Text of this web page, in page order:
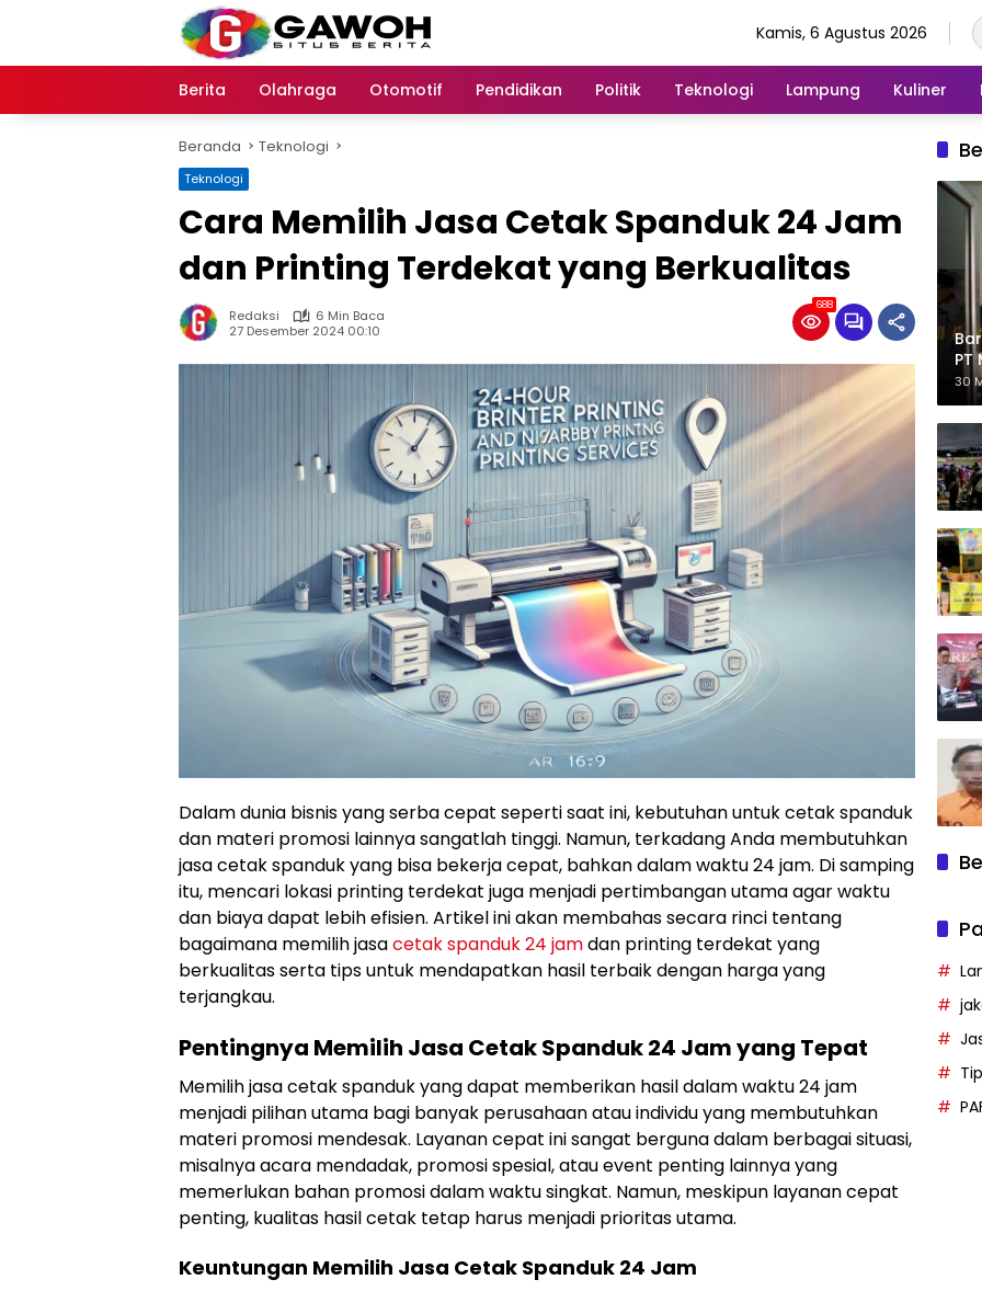
Kamis, 6 Agustus 2026
Berita Olahraga Otomotif Pendidikan Politik Teknologi Lampung Kuliner
Beranda Teknologi
Teknologi
Cara Memilih Jasa Cetak Spanduk 24 Jam
dan Printing Terdekat yang Berkualitas
Redaksi
6 Min Baca
27 Desember 2024 00:10
688
Dalam dunia bisnis yang serba cepat seperti saat ini, kebutuhan untuk cetak spanduk
dan materi promosi lainnya sangatlah tinggi. Namun, terkadang Anda membutuhkan
jasa cetak spanduk yang bisa bekerja cepat, bahkan dalam waktu 24 jam. Di samping
itu, mencari lokasi printing terdekat juga menjadi pertimbangan utama agar waktu
dan biaya dapat lebih efisien. Artikel ini akan membahas secara rinci tentang
bagaimana memilih jasacetak spanduk 24 jamdan printing terdekat yang
berkualitas serta tips untuk mendapatkan hasil terbaik dengan harga yang
terjangkau.
Pentingnya Memilih Jasa Cetak Spanduk 24 Jam yang Tepat
Memilih jasa cetak spanduk yang dapat memberikan hasil dalam waktu 24 jam
menjadi pilihan utama bagi banyak perusahaan atau individu yang membutuhkan
materi promosi mendesak. Layanan cepat ini sangat berguna dalam berbagai situasi,
misalnya acara mendadak, promosi spesial, atau event penting lainnya yang
memerlukan bahan promosi dalam waktu singkat. Namun, meskipun layanan cepat
penting, kualitas hasil cetak tetap harus menjadi prioritas utama.
Keuntungan Memilih Jasa Cetak Spanduk 24 Jam
PT
30